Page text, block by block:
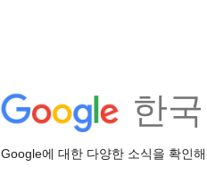
한
Google에 대한 다양한 소식을 확인